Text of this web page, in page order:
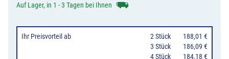
ein-
oder
Auf Lager, in 1 - 3 Tagen bei Ihnen
Ihr Preisvorteil ab 2 Stück
188,01 €
3 Stück
186,09 €
4 Stück
184,18 €